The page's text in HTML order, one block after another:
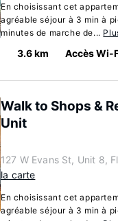
En choisissant cet
agréable séjour à 3 min à
minutes de marche de...
3.6 km Accès Wi-
Walk to Shops &
Unit
127 W Evans St, Unit 8,
la carte
En choisissant cet
agréable séjour à 3 min à